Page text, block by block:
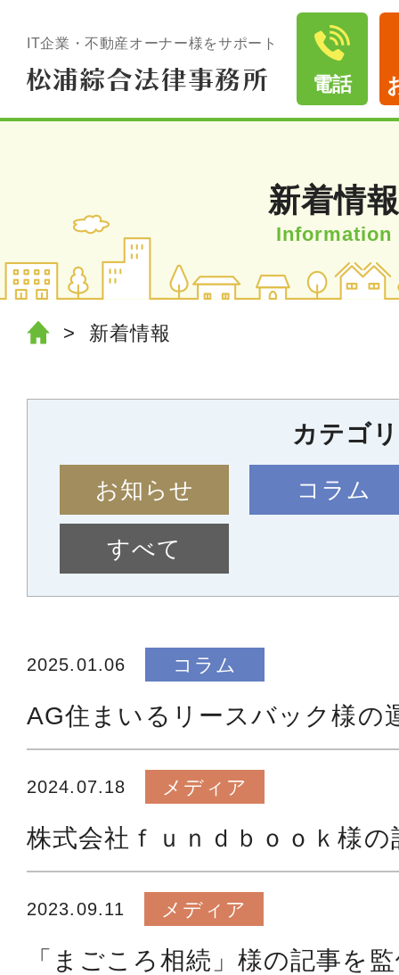
IT企業・不動産オーナー様をサポート
電話
新着情報
新着情報
カテゴリ
お知らせ コラム
すべて
2025.01.06 コラム
AG住まいるリースバック様の
2024.07.18 メディア
株式会社ｆｕｎｄｂｏｏｋ様
2023.09.11 メディア
「まごころ相続」様の記事を